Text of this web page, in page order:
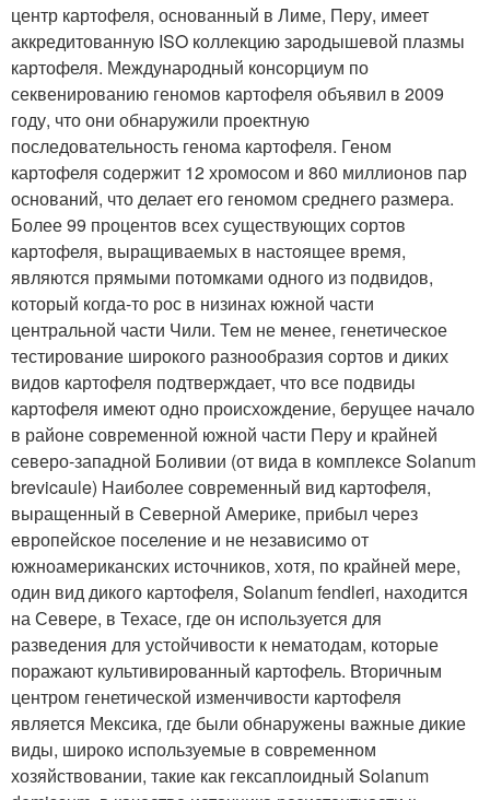
центр картофеля, основанный в Лиме, Перу, имеет
аккредитованную ISO коллекцию зародышевой плазмы
картофеля. Международный консорциум по
секвенированию геномов картофеля объявил в 2009
году, что они обнаружили проектную
последовательность генома картофеля. Геном
картофеля содержит 12 хромосом и 860 миллионов пар
оснований, что делает его геномом среднего размера.
Более 99 процентов всех существующих сортов
картофеля, выращиваемых в настоящее время,
являются прямыми потомками одного из подвидов,
который когда-то рос в низинах южной части
центральной части Чили. Тем не менее, генетическое
тестирование широкого разнообразия сортов и диких
видов картофеля подтверждает, что все подвиды
картофеля имеют одно происхождение, берущее начало
в районе современной южной части Перу и крайней
северо-западной Боливии (от вида в комплексе Solanum
brevicaule) Наиболее современный вид картофеля,
выращенный в Северной Америке, прибыл через
европейское поселение и не независимо от
южноамериканских источников, хотя, по крайней мере,
один вид дикого картофеля, Solanum fendleri, находится
на Севере, в Техасе, где он используется для
разведения для устойчивости к нематодам, которые
поражают культивированный картофель. Вторичным
центром генетической изменчивости картофеля
является Мексика, где были обнаружены важные дикие
виды, широко используемые в современном
хозяйствовании, такие как гексаплоидный Solanum